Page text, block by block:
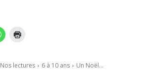
Nos lectures 6 à 10 ans Un Noël...